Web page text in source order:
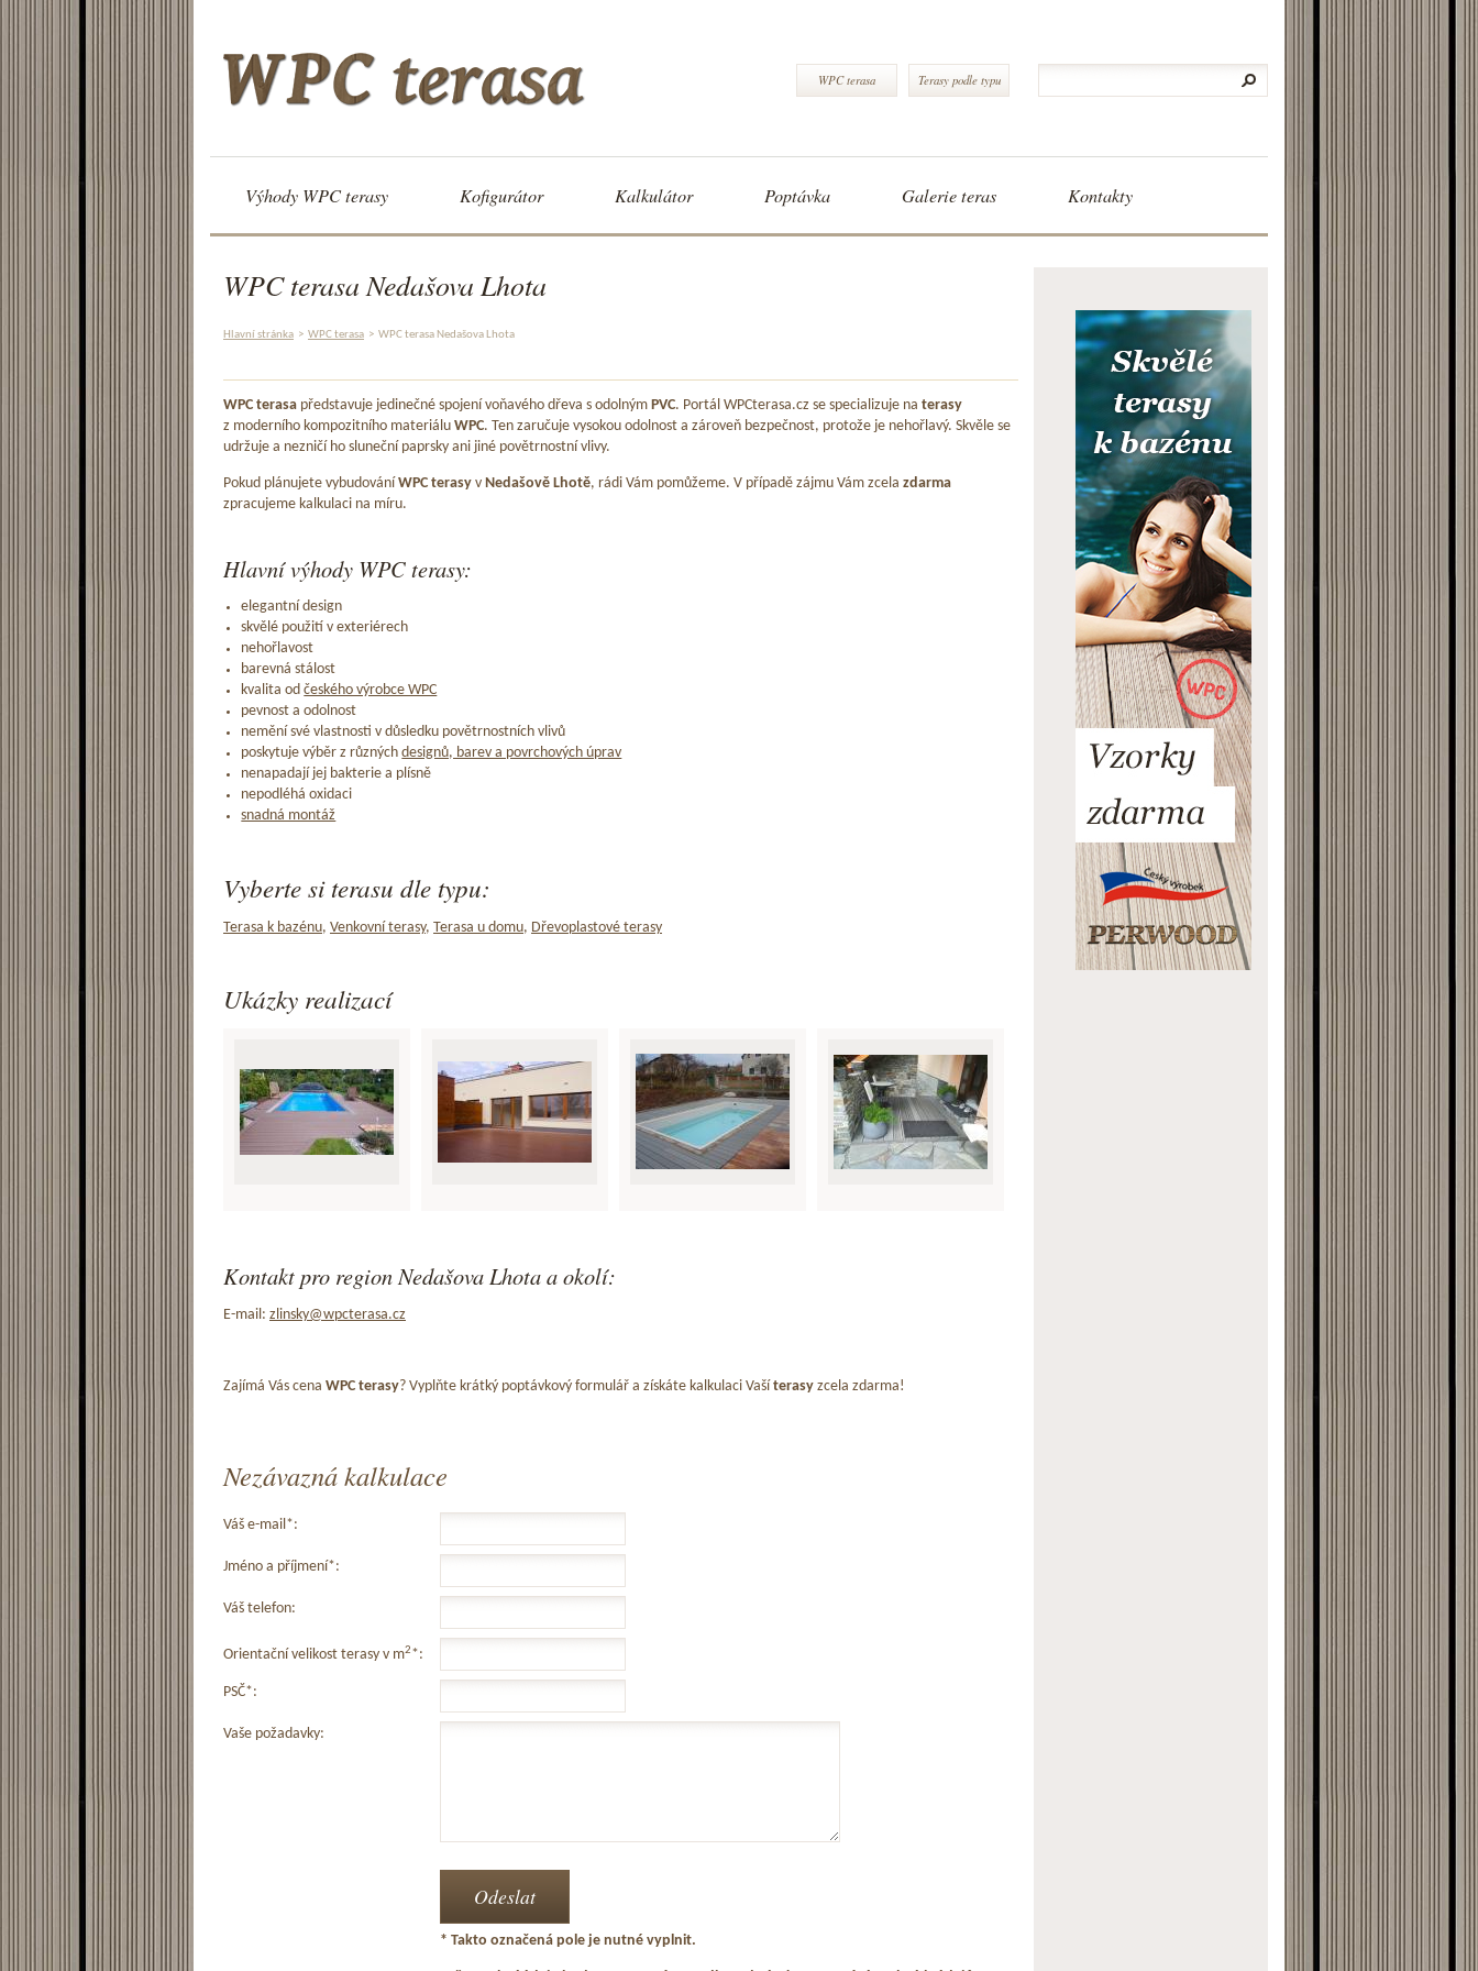
WPC terasa Terasy podle typu
Výhody WPC terasy Kofigurátor Kalkulátor Poptávka Galerie teras Kontakty
WPC terasa Nedašova Lhota
Hlavní stránka > WPC terasa > WPC terasa Nedašova Lhota
WPC terasa představuje jedinečné spojení voňavého dřeva s odolným PVC. Portál WPCterasa.cz se specializuje na terasy
z moderního kompozitního materiálu WPC. Ten zaručuje vysokou odolnost a zároveň bezpečnost, protože je nehořlavý. Skvěle se
udržuje a nezničí ho sluneční paprsky ani jiné povětrnostní vlivy.
Pokud plánujete vybudování WPC terasy v Nedašově Lhotě, rádi Vám pomůžeme. V případě zájmu Vám zcela zdarma
zpracujeme kalkulaci na míru.
Hlavní výhody WPC terasy:
elegantní design
skvělé použití v exteriérech
nehořlavost
barevná stálost
kvalita odčeského výrobce WPC
pevnost a odolnost
nemění své vlastnosti v důsledku povětrnostních vlivů
poskytuje výběr z různýchdesignů, barev a povrchových úprav
nenapadají jej bakterie a plísně
nepodléhá oxidaci
snadná montáž
Vyberte si terasu dle typu:
Terasa k bazénu, Venkovní terasy, Terasa u domu, Dřevoplastové terasy
Ukázky realizací
Kontakt pro region Nedašova Lhota a okolí:
E-mail: zlinsky@wpcterasa.cz
Zajímá Vás cena WPC terasy? Vyplňte krátký poptávkový formulář a získáte kalkulaci Vaší terasy zcela zdarma!
Nezávazná kalkulace
Váš e-mail*:
Jméno a příjmení*:
Váš telefon:
Orientační velikost terasy v m2*:
PSČ*:
Vaše požadavky:
* Takto označená pole je nutné vyplnit.